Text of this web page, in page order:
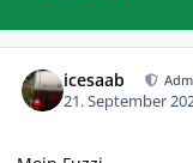
icesaab
21. September